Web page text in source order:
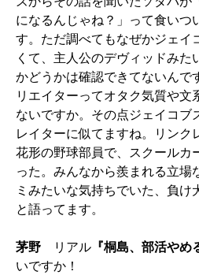
になるんじゃね？」って食いつ
す。ただ調べてもなぜかジェイ
くて、主人公のデヴィッドみ
かどうかは確認できてないんで
リエイターってオタク気質や文
ないですか。その点ジェイコブ
レイターに似てますね。リンク
花形の野球部員で、スクールカ
った。みんなから羨まれる立場
ミみたいな気持ちでいた、負け
と語ってます。
茅野 リアル 『桐島、部活やめ
いですか！